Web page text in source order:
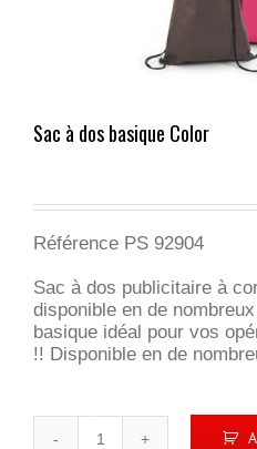
Sac à dos basique Color
Référence PS 92904
Sac à dos publicitaire à
disponible en de
basique idéal pour vos
!! Disponible en de